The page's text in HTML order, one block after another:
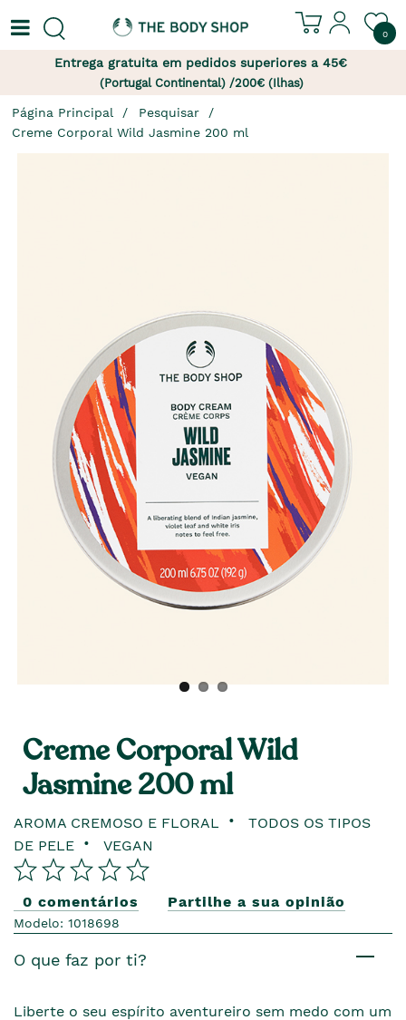
0
Entrega gratuita em pedidos superiores a 45€
(Portugal Continental) /200€ (Ilhas)
Página Principal
Pesquisar
Creme Corporal Wild Jasmine 200 ml
Creme Corporal Wild
Jasmine 200 ml
AROMA CREMOSO E FLORAL
TODOS OS TIPOS
DE PELE
VEGAN
0 comentários Partilhe a sua opinião
Modelo: 1018698
O que faz por ti?
Liberte o seu espírito aventureiro sem medo com um